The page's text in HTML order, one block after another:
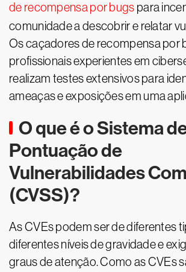
de recompensa por bugs para
comunidade a descobrir e relatar
Os caçadores de recompensa por
profissionais experientes em
realizam testes extensivos para
ameaças e exposições em uma
O que é o Sistema
Pontuação de
Vulnerabilidades
(CVSS)?
As CVEs podem ser de diferentes
diferentes níveis de gravidade e
graus de atenção. Como as CVEs